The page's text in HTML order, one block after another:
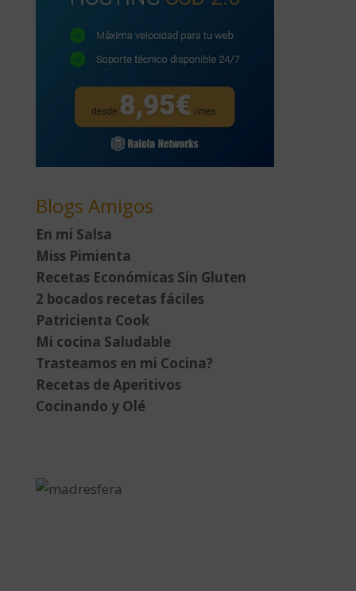
Blogs Amigos
En mi Salsa
Miss Pimienta
Recetas Económicas Sin Gluten
2 bocados recetas fáciles
Patricienta Cook
Mi cocina Saludable
Trasteamos en mi Cocina?
Recetas de Aperitivos
Cocinando y Olé